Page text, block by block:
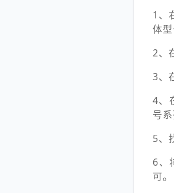
1、
体
2、
3、
4、
号系
5、
6、
可。